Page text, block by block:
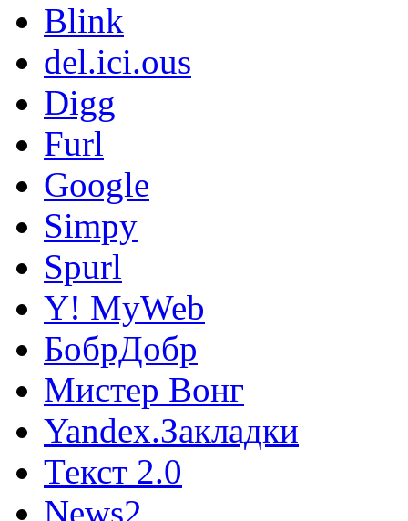
Blink
del.ici.ous
Digg
Furl
Google
Simpy
Spurl
Y! MyWeb
БобрДобр
Мистер Вонг
Yandex.Закладки
Текст 2.0
News2